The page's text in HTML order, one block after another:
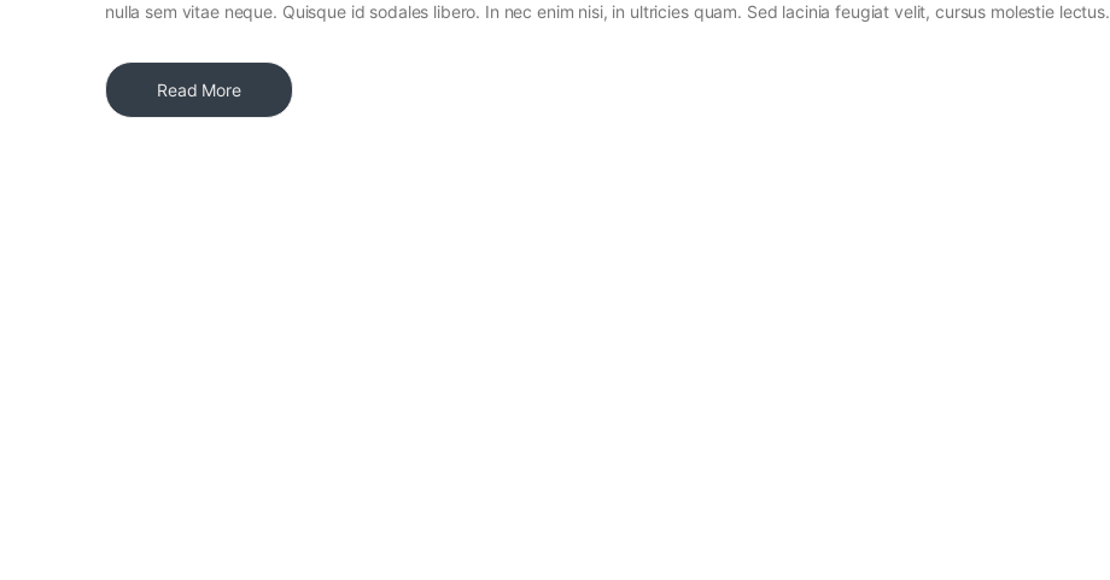
nulla sem vitae neque. Quisque id sodales libero. In nec enim nisi, in ultricies quam. Sed lacinia feugiat velit, cursus molestie lectus.
Read More